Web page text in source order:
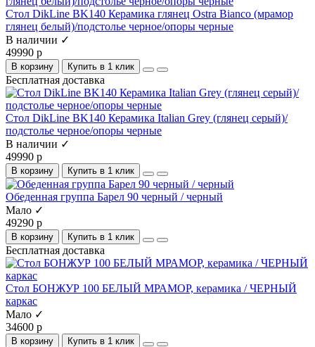
Стол DikLine BK140 Керамика глянец Ostra Bianco (мрамор
глянец белый)/подстолье черное/опоры черные
В наличии ✓
49990 р
В корзину Купить в 1 клик
Бесплатная доставка
Стол DikLine BK140 Керамика Italian Grey (глянец серый)/
подстолье черное/опоры черные
В наличии ✓
49990 р
В корзину Купить в 1 клик
Обеденная группа Барел 90 черный / черный
Мало ✓
49290 р
В корзину Купить в 1 клик
Бесплатная доставка
Стол БОНЖУР 100 БЕЛЫЙ МРАМОР, керамика / ЧЕРНЫЙ
каркас
Мало ✓
34600 р
В корзину Купить в 1 клик